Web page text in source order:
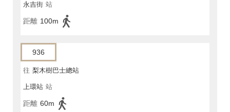
永吉街 站
距離 100m
936
往 梨木樹巴士總站
上環站 站
距離 60m